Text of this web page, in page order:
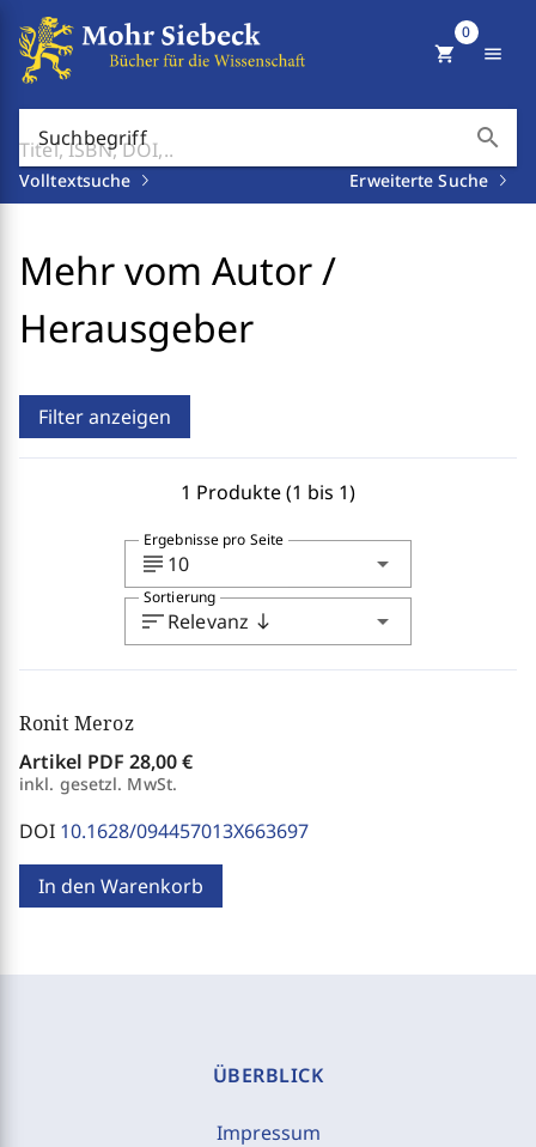
Suchbegriff search
Volltextsuche Erweiterte Suche
shopping_cart
0
menu
Mehr vom Autor /
Herausgeber
Filter anzeigen
1 Produkte (1 bis 1)
subject 10 arrow_drop_down
Ergebnisse pro Seite
sortRelevanz south arrow_drop_down
Sortierung
Ronit Meroz
Artikel PDF 28,00 €
inkl. gesetzl. MwSt.
DOI 10.1628/094457013X663697
In den Warenkorb
ÜBERBLICK
Impressum